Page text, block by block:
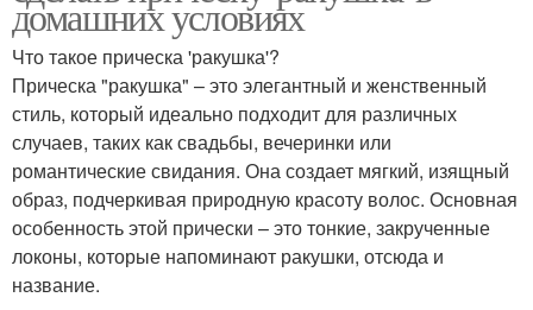
домашних условиях
Что такое прическа 'ракушка'?
Прическа "ракушка" – это элегантный и женственный
стиль, который идеально подходит для различных
случаев, таких как свадьбы, вечеринки или
романтические свидания. Она создает мягкий, изящный
образ, подчеркивая природную красоту волос. Основная
особенность этой прически – это тонкие, закрученные
локоны, которые напоминают ракушки, отсюда и
название.